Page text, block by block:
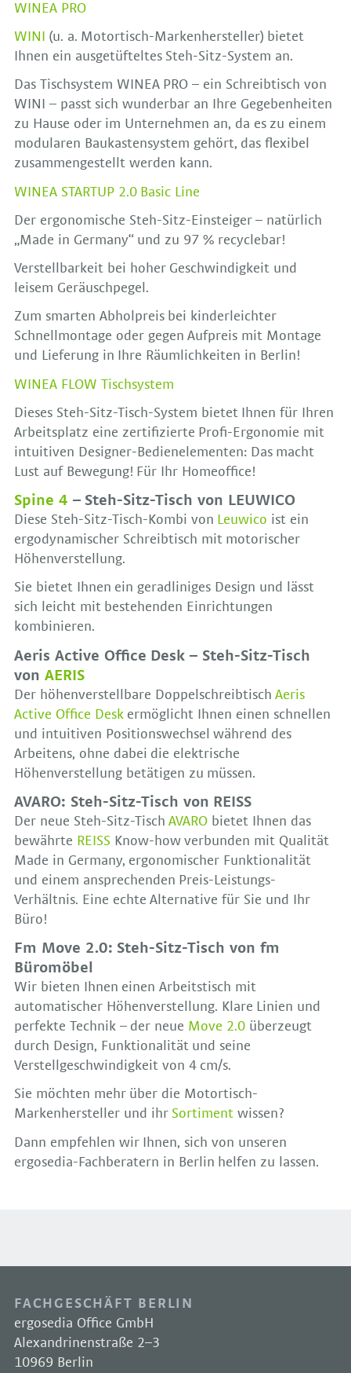
WINEA PRO
WINI (u. a. Motortisch-Markenhersteller) bietet
Ihnen ein ausgetüfteltes Steh-Sitz-System an.
Das Tischsystem WINEA PRO – ein Schreibtisch von
WINI – passt sich wunderbar an Ihre Gegebenheiten
zu Hause oder im Unternehmen an, da es zu einem
modularen Baukastensystem gehört, das flexibel
zusammengestellt werden kann.
WINEA STARTUP 2.0 Basic Line
Der ergonomische Steh-Sitz-Einsteiger – natürlich
„Made in Germany“ und zu 97 % recyclebar!
Verstellbarkeit bei hoher Geschwindigkeit und
leisem Geräuschpegel.
Zum smarten Abholpreis bei kinderleichter
Schnellmontage oder gegen Aufpreis mit Montage
und Lieferung in Ihre Räumlichkeiten in Berlin!
WINEA FLOW Tischsystem
Dieses Steh-Sitz-Tisch-System bietet Ihnen für Ihren
Arbeitsplatz eine zertifizierte Profi-Ergonomie mit
intuitiven Designer-Bedienelementen: Das macht
Lust auf Bewegung! Für Ihr Homeoffice!
Spine 4 – Steh-Sitz-Tisch von LEUWICO
Diese Steh-Sitz-Tisch-Kombi von Leuwico ist ein
ergodynamischer Schreibtisch mit motorischer
Höhenverstellung.
Sie bietet Ihnen ein geradliniges Design und lässt
sich leicht mit bestehenden Einrichtungen
kombinieren.
Aeris Active Office Desk – Steh-Sitz-Tisch
von AERIS
Der höhenverstellbare DoppelschreibtischAeris
Active Office Deskermöglicht Ihnen einen schnellen
und intuitiven Positionswechsel während des
Arbeitens, ohne dabei die elektrische
Höhenverstellung betätigen zu müssen.
AVARO: Steh-Sitz-Tisch von REISS
Der neue Steh-Sitz-TischAVARO bietet Ihnen das
bewährte REISS Know-how verbunden mit Qualität
Made in Germany, ergonomischer Funktionalität
und einem ansprechenden Preis-Leistungs-
Verhältnis. Eine echte Alternative für Sie und Ihr
Büro!
Fm Move 2.0: Steh-Sitz-Tisch von fm
Büromöbel
Wir bieten Ihnen einen Arbeitstisch mit
automatischer Höhenverstellung. Klare Linien und
perfekte Technik – der neue Move 2.0überzeugt
durch Design, Funktionalität und seine
Verstellgeschwindigkeit von 4 cm/s.
Sie möchten mehr über die Motortisch-
Markenhersteller und ihr Sortimentwissen?
Dann empfehlen wir Ihnen, sich von unseren
ergosedia-Fachberatern in Berlin helfen zu lassen.
FACHGESCHÄFT BERLIN
ergosedia Office GmbH
Alexandrinenstraße 2–3
10969 Berlin